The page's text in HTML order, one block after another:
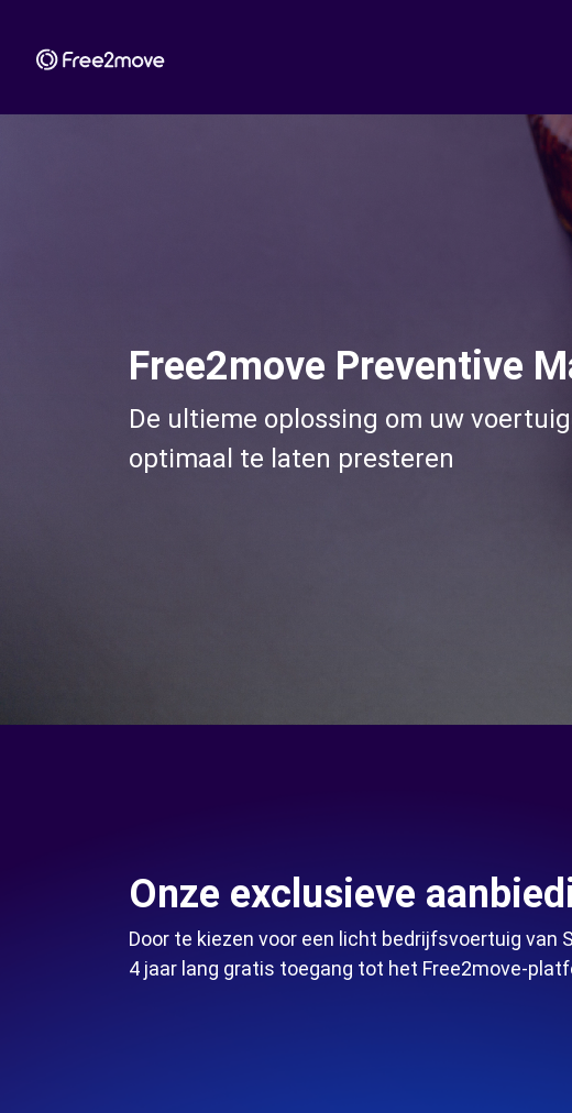
Free2move Preventive
De ultieme oplossing om uw
optimaal te laten presteren
Onze exclusieve
Door te kiezen voor een licht bedrijfsvoertuig van
4 jaar lang gratis toegang tot het Free2move-